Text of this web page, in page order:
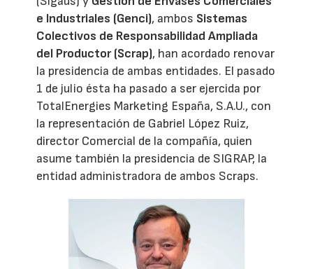
e Industriales (Genci), ambos Sistemas
Colectivos de Responsabilidad Ampliada
del Productor (Scrap), han acordado renovar
la presidencia de ambas entidades. El pasado
1 de julio ésta ha pasado a ser ejercida por
TotalEnergies Marketing España, S.A.U., con
la representación de Gabriel López Ruiz,
director Comercial de la compañía, quien
asume también la presidencia de SIGRAP, la
entidad administradora de ambos Scraps.